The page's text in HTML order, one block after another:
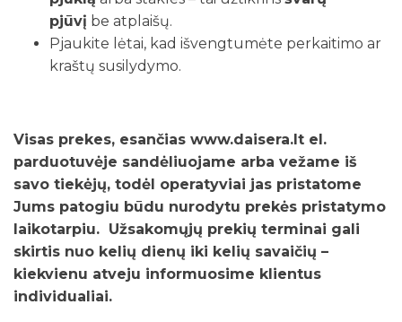
pjūvį be atplaišų.
Pjaukite lėtai, kad išvengtumėte perkaitimo ar
kraštų susilydymo.
Visas prekes, esančias www.daisera.lt el.
parduotuvėje sandėliuojame arba vežame iš
savo tiekėjų, todėl operatyviai jas pristatome
Jums patogiu būdu nurodytu prekės pristatymo
laikotarpiu. Užsakomųjų prekių terminai gali
skirtis nuo kelių dienų iki kelių savaičių –
kiekvienu atveju informuosime klientus
individualiai.